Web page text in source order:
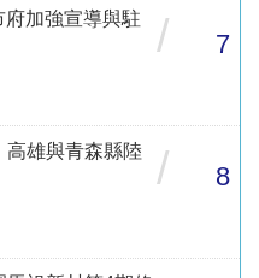
加強宣導與駐
/ 7
雄與青森縣陸
/ 8